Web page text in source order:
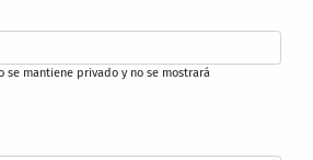
se mantiene privado y no se mostrará